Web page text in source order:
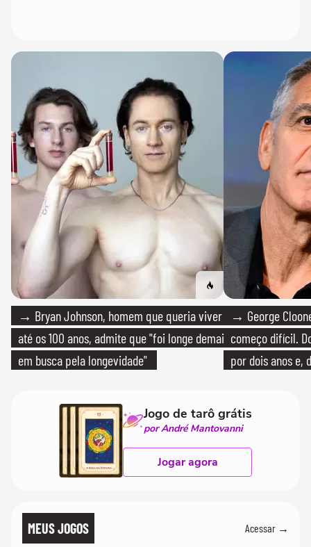
→ Bryan Johnson, homem que queria viver
até os 100 anos, admite que "foi longe demais
em busca pela longevidade"
→ George
começo difícil.
por dois anos e,
Jogo de tarô grátis
por André Mantovanni
Jogar agora
MEUS JOGOS Acessar →